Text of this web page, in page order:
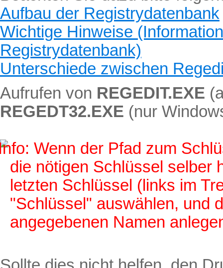
Aufbau der Registrydatenbank
Wichtige Hinweise
Registrydatenbank)
Unterschiede zwischen
Aufrufen von REGEDIT.EXE
REGEDT32.EXE (nur
Wenn der Pfad zum
die nötigen Schlüssel selber
letzten Schlüssel (links im
"Schlüssel" auswählen, und
angegebenen Namen